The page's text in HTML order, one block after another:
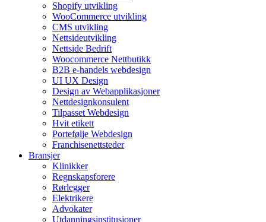
Shopify utvikling
WooCommerce utvikling
CMS utvikling
Nettsideutvikling
Nettside Bedrift
Woocommerce Nettbutikk
B2B e-handels webdesign
UI UX Design
Design av Webapplikasjoner
Nettdesignkonsulent
Tilpasset Webdesign
Hvit etikett
Portefølje Webdesign
Franchisenettsteder
Bransjer
Klinikker
Regnskapsforere
Rørlegger
Elektrikere
Advokater
Utdanningsinstitusjoner